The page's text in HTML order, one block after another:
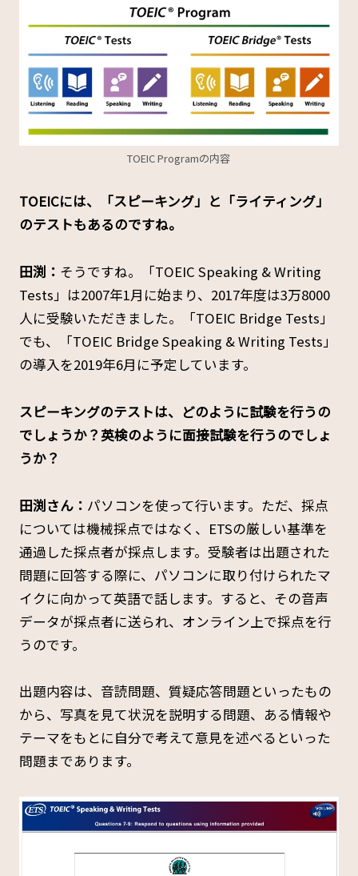
TOEIC Programの内容
――TOEICには、「スピーキング」と「ライティング」
のテストもあるのですね。
田渕： そうですね。「TOEIC Speaking & Writing
Tests」は2007年1月に始まり、2017年度は3万8000
人に受験いただきました。「TOEIC Bridge Tests」
でも、「TOEIC Bridge Speaking & Writing Tests」
の導入を2019年6月に予定しています。
――スピーキングのテストは、どのように試験を行うの
でしょうか？英検のように面接試験を行うのでしょ
うか？
田渕さん： パソコンを使って行います。ただ、採点
については機械採点ではなく、ETSの厳しい基準を
通過した採点者が採点します。受験者は出題された
問題に回答する際に、パソコンに取り付けられたマ
イクに向かって英語で話します。すると、その音声
データが採点者に送られ、オンライン上で採点を行
うのです。
出題内容は、音読問題、質疑応答問題といったもの
から、写真を見て状況を説明する問題、ある情報や
テーマをもとに自分で考えて意見を述べるといった
問題まであります。